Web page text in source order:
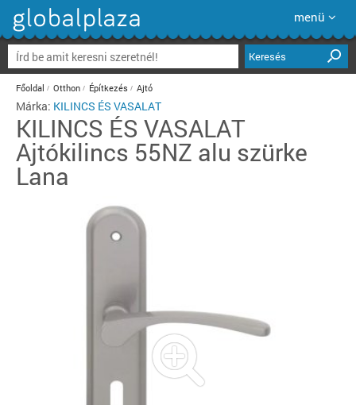
menü
Keresés
Főoldal Otthon Építkezés Ajtó
Márka: KILINCS ÉS VASALAT
KILINCS ÉS VASALAT
Ajtókilincs 55NZ alu szürke
Lana